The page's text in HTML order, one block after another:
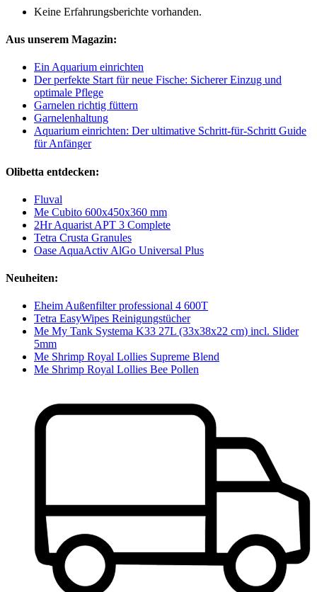
Keine Erfahrungsberichte vorhanden.
Aus unserem Magazin:
Ein Aquarium einrichten
Der perfekte Start für neue Fische: Sicherer Einzug und
optimale Pflege
Garnelen richtig füttern
Garnelenhaltung
Aquarium einrichten: Der ultimative Schritt-für-Schritt Guide
für Anfänger
Olibetta entdecken:
Fluval
Me Cubito 600x450x360 mm
2Hr Aquarist APT 3 Complete
Tetra Crusta Granules
Oase AquaActiv AlGo Universal Plus
Neuheiten:
Eheim Außenfilter professional 4 600T
Tetra EasyWipes Reinigungstücher
Me My Tank Systema K33 27L (33x38x22 cm) incl. Slider
5mm
Me Shrimp Royal Lollies Supreme Blend
Me Shrimp Royal Lollies Bee Pollen